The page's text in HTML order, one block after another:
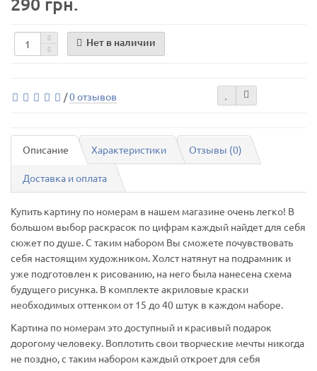
Нет в наличии
/0 отзывов
Описание Характеристики Отзывы (0)
Доставка и оплата
Купить картину по номерам в нашем магазине очень легко! В
большом выбор раскрасок по цифрам каждый найдет для себя
сюжет по душе. С таким набором Вы сможете почувствовать
себя настоящим художником. Холст натянут на подрамник и
уже подготовлен к рисованию, на него была нанесена схема
будущего рисунка. В комплекте акриловые краски
необходимых оттенком от 15 до 40 штук в каждом наборе.
Картина по номерам это доступный и красивый подарок
дорогому человеку. Воплотить свои творческие мечты никогда
не поздно, с таким набором каждый откроет для себя